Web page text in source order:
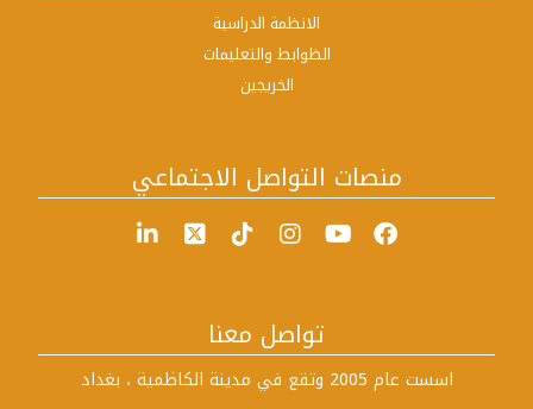
الانظمة الدراسية
الظوابط والتعليمات
الخريجين
منصات التواصل الاجتماعي
تواصل معنا
اسست عام 2005 وتقع في مدينة الكاظمية ، بغداد